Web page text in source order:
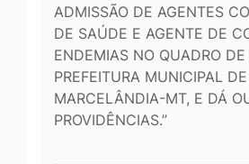
ADMISSÃO DE AGENTES
DE SAÚDE E AGENTE DE
ENDEMIAS NO QUADRO DE
PREFEITURA MUNICIPAL DE
MARCELÂNDIA-MT, E DÁ
PROVIDÊNCIAS.”